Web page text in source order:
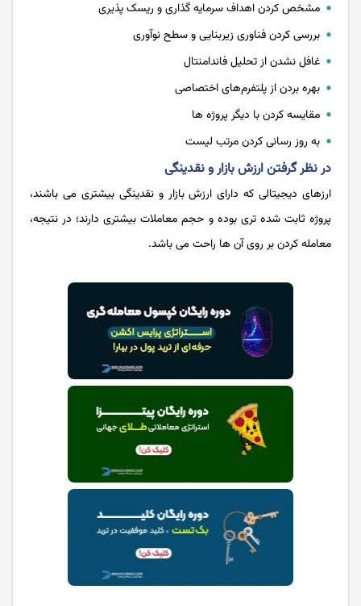
مشخص کردن اهداف سرمایه‌ گذاری و ریسک ‌پذیری
بررسی کردن فناوری زیربنایی و سطح نوآوری
غافل نشدن از تحلیل فاندامنتال
بهره بردن از پلتفرم‌های اختصاصی
مقایسه کردن با دیگر پروژه‌ ها
به روز رسانی کردن مرتب لیست
در نظر گرفتن ارزش بازار و نقدینگی
ارزهای دیجیتالی که دارای ارزش بازار و نقدینگی بیشتری می باشند،
پروژه ثابت شده تری بوده و حجم معاملات بیشتری دارند؛ در نتیجه،
معامله کردن بر روی آن ها راحت می باشد.